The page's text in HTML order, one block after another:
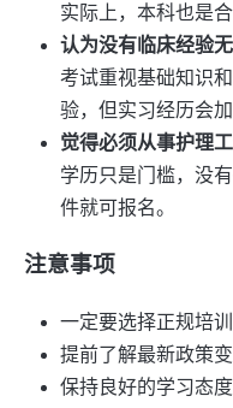
实际上，本科也是
认为没有临床经验
考试重视基础知识
验，但实习经历会加
觉得必须从事护理
学历只是门槛，没
件就可报名。
注意事项
一定要选择正规培
提前了解最新政策
保持良好的学习态